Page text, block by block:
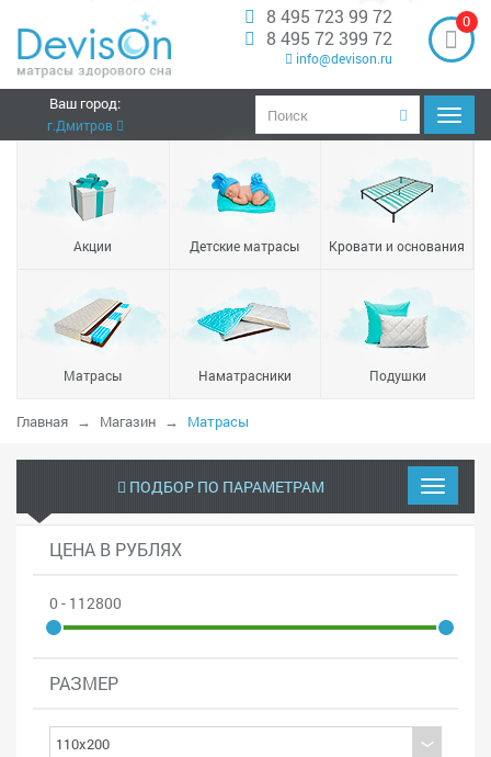
8 495 723 99 72
8 495 72 399 72
info@devison.ru
Ваш город:
г.Дмитров
0
Акции Детские матрасы Кровати и основания
Матрасы Наматрасники Подушки
Главная Магазин Матрасы
ПОДБОР ПО ПАРАМЕТРАМ
ЦЕНА В РУБЛЯХ
0 - 112800
РАЗМЕР